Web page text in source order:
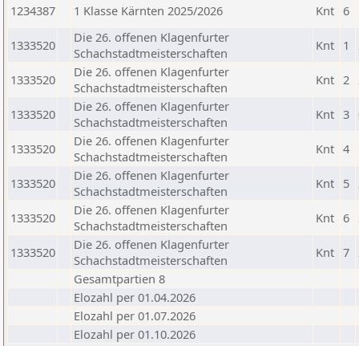
1234387
1 Klasse Kärnten 2025/2026 Knt 6
1333520
Die 26. offenen Klagenfurter
Schachstadtmeisterschaften
Knt 1
1333520
Die 26. offenen Klagenfurter
Schachstadtmeisterschaften
Knt 2
1333520
Die 26. offenen Klagenfurter
Schachstadtmeisterschaften
Knt 3
1333520
Die 26. offenen Klagenfurter
Schachstadtmeisterschaften
Knt 4
1333520
Die 26. offenen Klagenfurter
Schachstadtmeisterschaften
Knt 5
1333520
Die 26. offenen Klagenfurter
Schachstadtmeisterschaften
Knt 6
1333520
Die 26. offenen Klagenfurter
Schachstadtmeisterschaften
Knt 7
Gesamtpartien 8
Elozahl per 01.04.2026
Elozahl per 01.07.2026
Elozahl per 01.10.2026